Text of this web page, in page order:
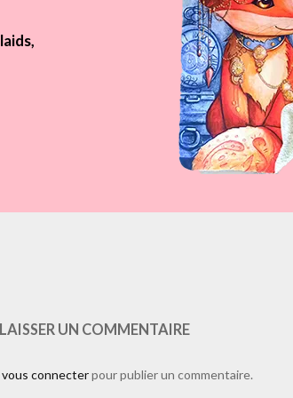
LAISSER UN COMMENTAIRE
vous connecterpour publier un commentaire.